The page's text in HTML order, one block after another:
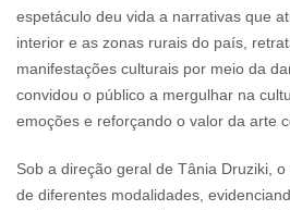
espetáculo deu vida a narrativas que
interior e as zonas rurais do país,
manifestações culturais por meio da
convidou o público a mergulhar na
emoções e reforçando o valor da arte
Sob a direção geral de Tânia Druziki,
de diferentes modalidades,